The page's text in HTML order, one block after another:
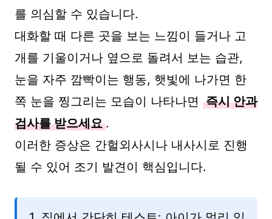
를 의심할 수 있습니다.
대화할 때 다른 곳을 보는 느낌이 들거나 고
개를 기울이거나 옆으로 돌려서 보는 습관,
눈을 자주 깜빡이는 행동, 햇빛에 나가면 한
쪽 눈을 찡그리는 모습이 나타나면 즉시 안과
검사를 받으세요 .
이러한 증상은 간헐외사시나 내사시로 진행
될 수 있어 조기 발견이 핵심입니다.